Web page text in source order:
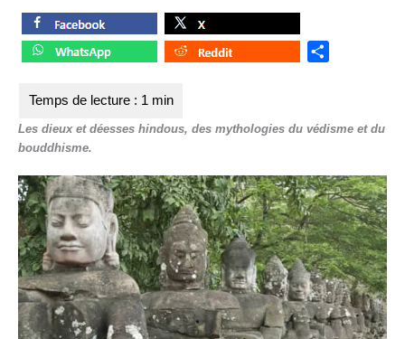
e
Les dieux et déesses hindous, des mythologies du védisme et du
bouddhisme.